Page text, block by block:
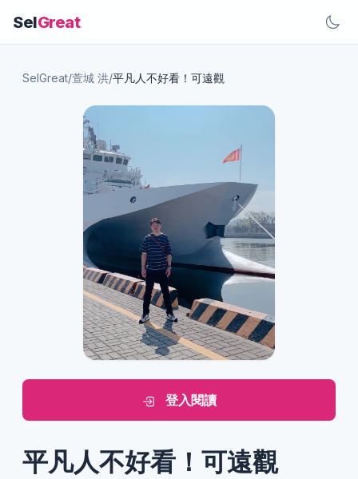
SelGreat
SelGreat/萱城 洪/平凡人不好看！可遠觀
登入閱讀
平凡人不好看！可遠觀